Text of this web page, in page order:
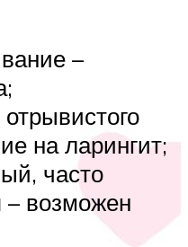
–
на ларингит;
часто
возможен